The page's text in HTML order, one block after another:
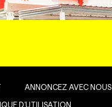
ANNONCEZ AVEC NOUS
D’UTILISATION